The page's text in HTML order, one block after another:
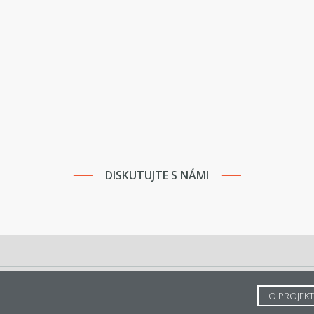
DISKUTUJTE S NÁMI
O